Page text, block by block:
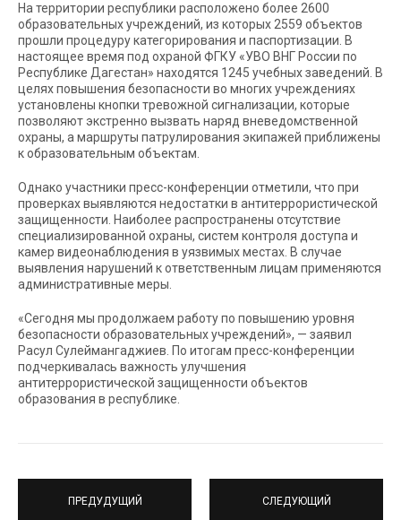
На территории республики расположено более 2600
образовательных учреждений, из которых 2559 объектов
прошли процедуру категорирования и паспортизации. В
настоящее время под охраной ФГКУ «УВО ВНГ России по
Республике Дагестан» находятся 1245 учебных заведений. В
целях повышения безопасности во многих учреждениях
установлены кнопки тревожной сигнализации, которые
позволяют экстренно вызвать наряд вневедомственной
охраны, а маршруты патрулирования экипажей приближены
к образовательным объектам.
Однако участники пресс-конференции отметили, что при
проверках выявляются недостатки в антитеррористической
защищенности. Наиболее распространены отсутствие
специализированной охраны, систем контроля доступа и
камер видеонаблюдения в уязвимых местах. В случае
выявления нарушений к ответственным лицам применяются
административные меры.
«Сегодня мы продолжаем работу по повышению уровня
безопасности образовательных учреждений», — заявил
Расул Сулеймангаджиев. По итогам пресс-конференции
подчеркивалась важность улучшения
антитеррористической защищенности объектов
образования в республике.
ПРЕДУДУЩИЙ СЛЕДУЮЩИЙ